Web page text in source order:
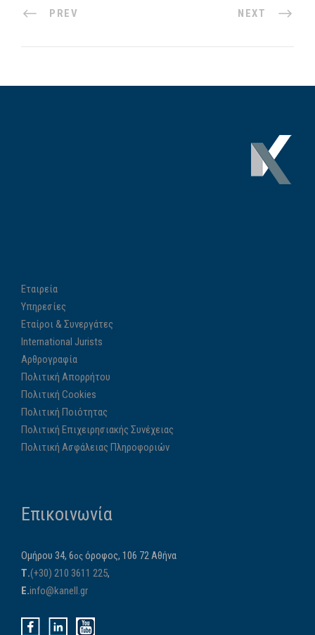
PREV NEXT
Εταιρεία
Υπηρεσίες
Εταίροι & Συνεργάτες
International Jurists
Αρθρογραφία
Πολιτική Απορρήτου
Πολιτική Cookies
Πολιτική Ποιότητας
Πολιτική Επιχειρησιακής Συνέχειας
Πολιτική Ασφάλειας Πληροφοριών
Επικοινωνία
Ομήρου 34, 6ος όροφος, 106 72 Αθήνα
Τ.(+30) 210 3611 225,
E.info@kanell.gr